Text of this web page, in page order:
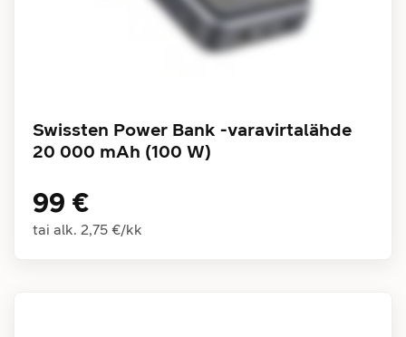
Swissten Power Bank -varavirtalähde
20 000 mAh (100 W)
99 €
tai alk. 2,75 €/kk